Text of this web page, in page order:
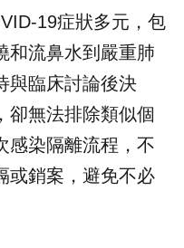
19症狀多元，包
和流鼻水到嚴重肺
與臨床討論後決
卻無法排除類似個
感染隔離流程，不
或銷案，避免不必